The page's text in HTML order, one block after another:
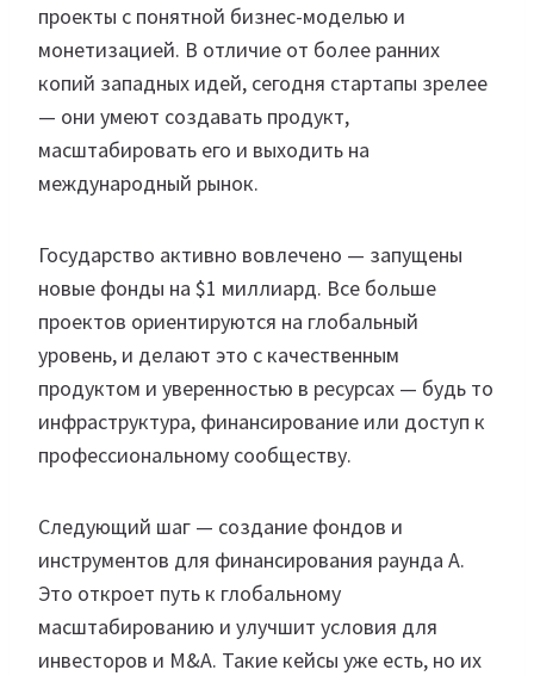
проекты с понятной бизнес-моделью и
монетизацией. В отличие от более ранних
копий западных идей, сегодня стартапы зрелее
— они умеют создавать продукт,
масштабировать его и выходить на
международный рынок.
Государство активно вовлечено — запущены
новые фонды на $1 миллиард. Все больше
проектов ориентируются на глобальный
уровень, и делают это с качественным
продуктом и уверенностью в ресурсах — будь то
инфраструктура, финансирование или доступ к
профессиональному сообществу.
Следующий шаг — создание фондов и
инструментов для финансирования раунда A.
Это откроет путь к глобальному
масштабированию и улучшит условия для
инвесторов и M&A. Такие кейсы уже есть, но их